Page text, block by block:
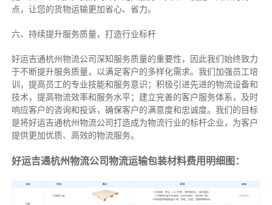
点，让您的货物运输更加省心、省力。
六、持续提升服务质量，打造行业标杆
好运吉通杭州物流公司深知服务质量的重要性，因此我们始终致力
于不断提升服务质量，以满足客户的多样化需求。我们加强员工培
训，提高员工的专业技能和服务意识；积极引进先进的物流设备和
技术，提高物流效率和服务水平；建立完善的客户服务体系，及时
响应客户的咨询和投诉，确保客户的满意度和忠诚度。我们的目标
是将好运吉通杭州物流公司打造成为物流行业的标杆企业，为客户
提供更加优质、高效的物流服务。
好运吉通杭州物流公司物流运输包装材料费用明细图：